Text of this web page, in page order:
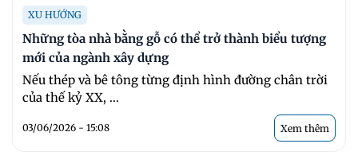
XU HƯỚNG
Những tòa nhà bằng gỗ có thể trở thành biểu tượng
mới của ngành xây dựng
Nếu thép và bê tông từng định hình đường chân trời
của thế kỷ XX, ...
03/06/2026 - 15:08 Xem thêm